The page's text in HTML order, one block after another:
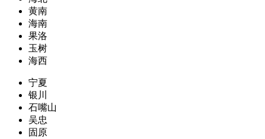
黄南
海南
果洛
玉树
海西
宁夏
银川
石嘴山
吴忠
固原